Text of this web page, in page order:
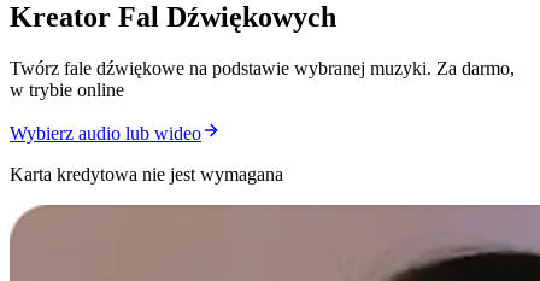
Kreator Fal Dźwiękowych
Twórz fale dźwiękowe na podstawie wybranej muzyki. Za darmo,
w trybie online
Wybierz audio lub wideo
Karta kredytowa nie jest wymagana